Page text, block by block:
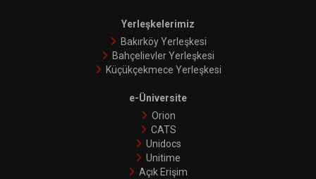
Yerleşkelerimiz
Bakırköy Yerleşkesi
Bahçelievler Yerleşkesi
Küçükçekmece Yerleşkesi
e-Üniversite
Orion
CATS
Unidocs
Unitime
Açık Erişim